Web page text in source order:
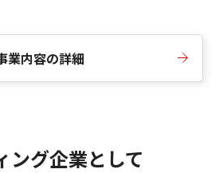
業内容の詳細
ング企業として